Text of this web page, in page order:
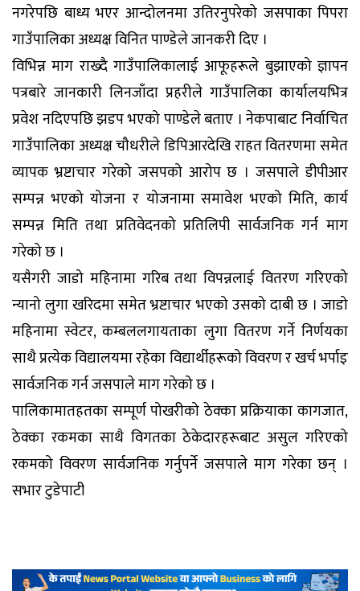
नगरेपछि बाध्य भएर आन्दोलनमा उतिरनुपरेको जसपाका पिपरा
गाउँपालिका अध्यक्ष विनित पाण्डेले जानकरी दिए ।
विभिन्न माग राख्दै गाउँपालिकालाई आफूहरूले बुझाएको ज्ञापन
पत्रबारे जानकारी लिनजाँदा प्रहरीले गाउँपालिका कार्यालयभित्र
प्रवेश नदिएपछि झडप भएको पाण्डेले बताए । नेकपाबाट निर्वाचित
गाउँपालिका अध्यक्ष चौधरीले डिपिआरदेखि राहत वितरणमा समेत
व्यापक भ्रष्टाचार गरेको जसपको आरोप छ । जसपाले डीपीआर
सम्पन्न भएको योजना र योजनामा समावेश भएको मिति, कार्य
सम्पन्न मिति तथा प्रतिवेदनको प्रतिलिपी सार्वजनिक गर्न माग
गरेको छ ।
यसैगरी जाडो महिनामा गरिब तथा विपन्नलाई वितरण गरिएको
न्यानो लुगा खरिदमा समेत भ्रष्टाचार भएको उसको दाबी छ । जाडो
महिनामा स्वेटर, कम्बललगायताका लुगा वितरण गर्ने निर्णयका
साथै प्रत्येक विद्यालयमा रहेका विद्यार्थीहरूको विवरण र खर्च भर्पाइ
सार्वजनिक गर्न जसपाले माग गरेको छ ।
पालिकामातहतका सम्पूर्ण पोखरीको ठेक्का प्रक्रियाका कागजात,
ठेक्का रकमका साथै विगतका ठेकेदारहरूबाट असुल गरिएको
रकमको विवरण सार्वजनिक गर्नुपर्ने जसपाले माग गरेका छन् ।
सभार टुडेपाटी